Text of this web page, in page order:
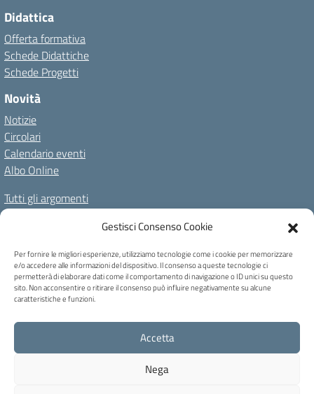
Gestisci Consenso Cookie
Per fornire le migliori esperienze, utilizziamo tecnologie come i cookie per memorizzare
e/o accedere alle informazioni del dispositivo. Il consenso a queste tecnologie ci
permetterà di elaborare dati come il comportamento di navigazione o ID unici su questo
sito. Non acconsentire o ritirare il consenso può influire negativamente su alcune
caratteristiche e funzioni.
Accetta
Nega
Didattica
Offerta formativa
Schede Didattiche
Schede Progetti
Novità
Notizie
Circolari
Calendario eventi
Albo Online
Tutti gli argomenti
Il nostro territorio
Amministrazione TrasparenteAlbo OnlinePrivacy Policy
Dichiarazione di accessibilitàNote legaliCookie Policy
C.F. 80004740256 - Codice univoco ufficio: UFB6QF - Via Carducci, 6 -
Caprile di Alleghe (BL) - Tel 0437 721159 - blic82700b@pec.istruzione.it -
blic82700b@istruzione.it